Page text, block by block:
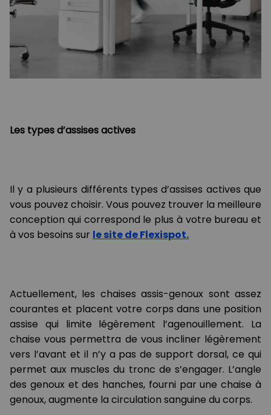
Les types d’assises actives
Il y a plusieurs différents types d’assises actives que
vous pouvez choisir. Vous pouvez trouver la meilleure
conception qui correspond le plus à votre bureau et
à vos besoins sur le site de Flexispot.
Actuellement, les chaises assis-genoux sont assez
courantes et placent votre corps dans une position
assise qui limite légèrement l’agenouillement. La
chaise vous permettra de vous incliner légèrement
vers l’avant et il n’y a pas de support dorsal, ce qui
permet aux muscles du tronc de s’engager. L’angle
des genoux et des hanches, fourni par une chaise à
genoux, augmente la circulation sanguine du corps.